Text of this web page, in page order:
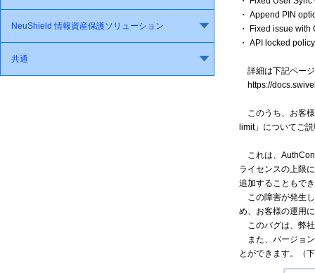
NeuShield 情報資産保護ソリューション
共通
・ Append PIN
・ Fixed issue
・ API locked policy
詳細は下記ペー
https://
このうち、お客
limit」についてご
これは、
ライセンスの上限
追加することもで
この障害が発生し
め、お客様の運用
このバグは、弊
また、バージョ
とができます。（